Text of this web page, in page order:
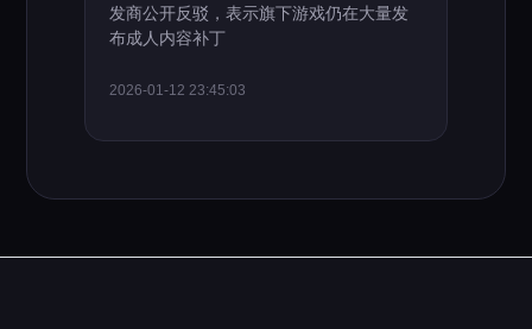
发商公开反驳，表示旗下游戏仍在大量发
布成人内容补丁
2026-01-12 23:45:03